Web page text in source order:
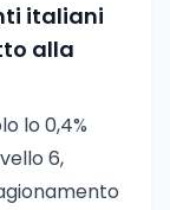
italiani
alla
lo 0,4%
6,